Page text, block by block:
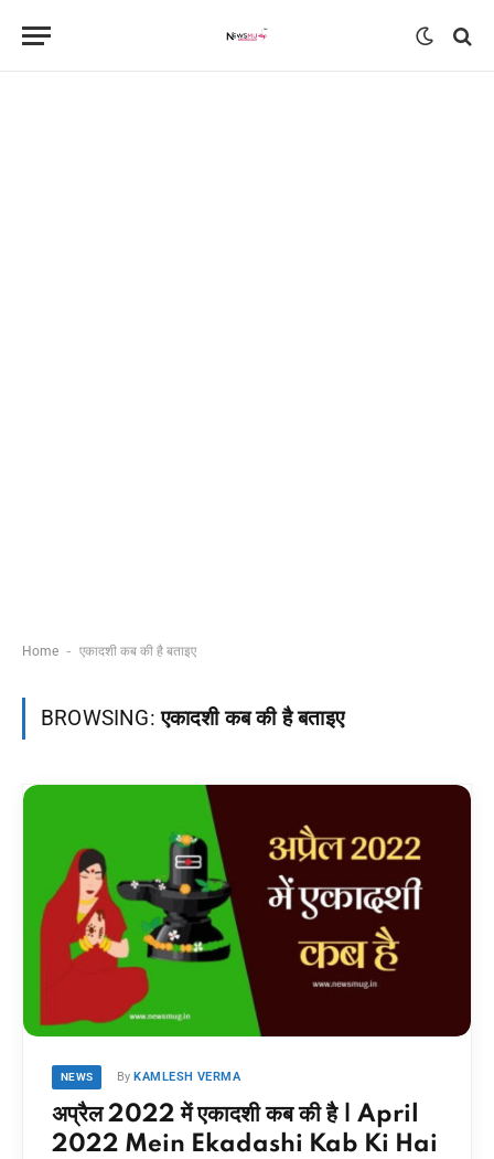
Home - एकादशी कब की है बताइए
BROWSING:एकादशी कब की है बताइए
NEWS By KAMLESH VERMA
अप्रैल 2022 में एकादशी कब की है | April
2022 Mein Ekadashi Kab Ki Hai